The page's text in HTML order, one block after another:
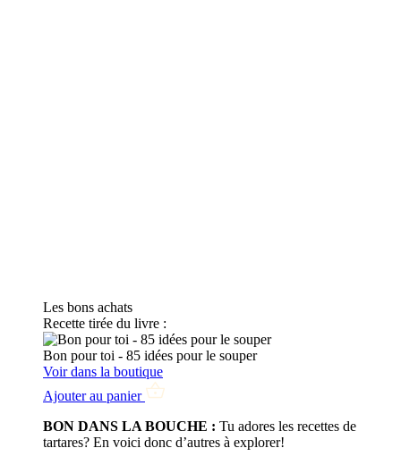
Les bons achats
Recette tirée du livre :
Bon pour toi - 85 idées pour le souper
Voir dans la boutique
Ajouter au panier
BON DANS LA BOUCHE : Tu adores les recettes de
tartares? En voici donc d’autres à explorer!